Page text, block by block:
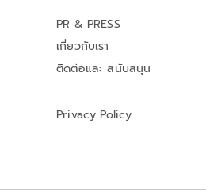
PR & PRESS
เกี่ยวกับเรา
ติดต่อและ สนับสนุน
Privacy Policy